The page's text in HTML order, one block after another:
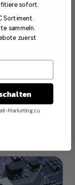
Core Ultra:
sofort.
Sortiment.
sammeln.
zuerst
Marketing zu